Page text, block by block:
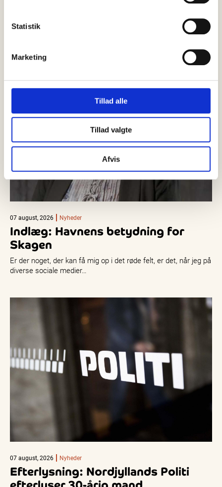
Statistik
Marketing
Tillad alle
Tillad valgte
Afvis
Lørdag den 8. august blev den brugde, som siden torsdag har
været observeret ved Ålbæk i Nordjylland, fundet død cirka…
07 august, 2026 Nyheder
Indlæg: Havnens betydning for
Skagen
Er der noget, der kan få mig op i det røde felt, er det, når jeg på
diverse sociale medier…
07 august, 2026 Nyheder
Efterlysning: Nordjyllands Politi